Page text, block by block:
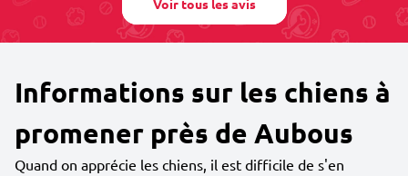
Voir tous les avis
Informations sur les chiens à
promener près de Aubous
Quand on apprécie les chiens, il est difficile de s'en